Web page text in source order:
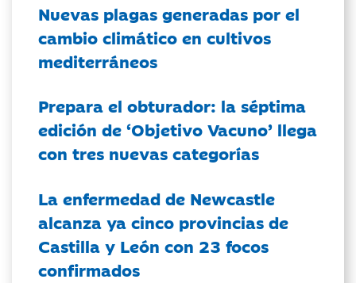
Nuevas plagas generadas por el
cambio climático en cultivos
mediterráneos
Prepara el obturador: la séptima
edición de ‘Objetivo Vacuno’ llega
con tres nuevas categorías
La enfermedad de Newcastle
alcanza ya cinco provincias de
Castilla y León con 23 focos
confirmados